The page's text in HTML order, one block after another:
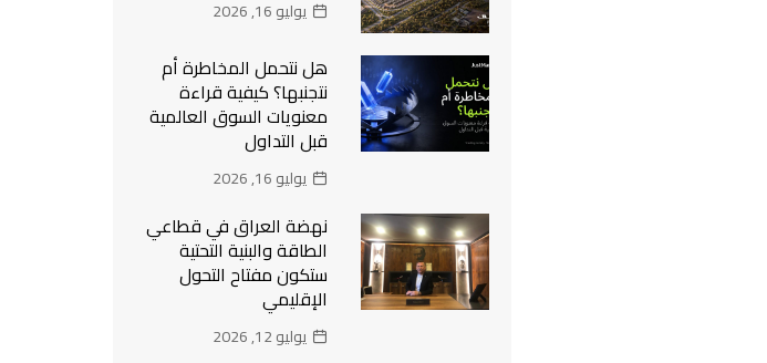
يوليو 16, 2026
هل نتحمل المخاطرة أم
نتجنبها؟ كيفية قراءة
معنويات السوق العالمية
قبل التداول
يوليو 16, 2026
نهضة العراق في قطاعي
الطاقة والبنية التحتية
ستكون مفتاح التحول
الإقليمي
يوليو 12, 2026